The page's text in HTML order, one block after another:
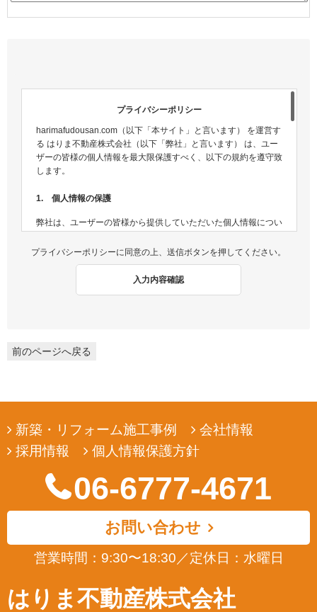
プライバシーポリシー
harimafudousan.com（以下「本サイト」と言います） を運営す
る はりま不動産株式会社（以下「弊社」と言います） は、ユー
ザーの皆様の個人情報を最大限保護すべく、以下の規約を遵守致
します。
1. 個人情報の保護
弊社は、ユーザーの皆様から提供していただいた個人情報につい
ないよう、個人情報の適切な管理及び保護に努めます。
3. 個人情報の利用
4. 個人情報の開示
弊社は、ユーザーの皆様から提供していただいた個人情報を、正
当な理由のある場合を除き、その同意なくして第三者に開示若し
くは提供することはありません。また、その場合においても、正
当な理由がない限り、個人情報が第三者から更に開示、提供若し
くは漏洩されることのないよう努めます。
弊社は、ユーザーの皆様が提供された個人情報の確認、訂正など
り、合理的な範囲で、そのご希望に対応致します。
プライバシーポリシーに同意の上、送信ボタンを押してください。
入力内容確認
前のページへ戻る
新築・リフォーム施工事例
会社情報
採用情報
個人情報保護方針
06-6777-4671
お問い合わせ
営業時間：9:30〜18:30／定休日：水曜日
はりま不動産株式会社